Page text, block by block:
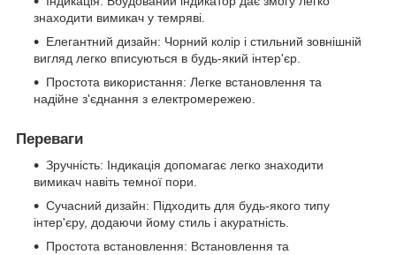
знаходити вимикач у темряві.
Елегантний дизайн: Чорний колір і стильний зовнішній
вигляд легко вписуються в будь-який інтер'єр.
Простота використання: Легке встановлення та
надійне з'єднання з електромережею.
Переваги
Зручність: Індикація допомагає легко знаходити
вимикач навіть темної пори.
Сучасний дизайн: Підходить для будь-якого типу
інтер'єру, додаючи йому стиль і акуратність.
Простота встановлення: Встановлення та